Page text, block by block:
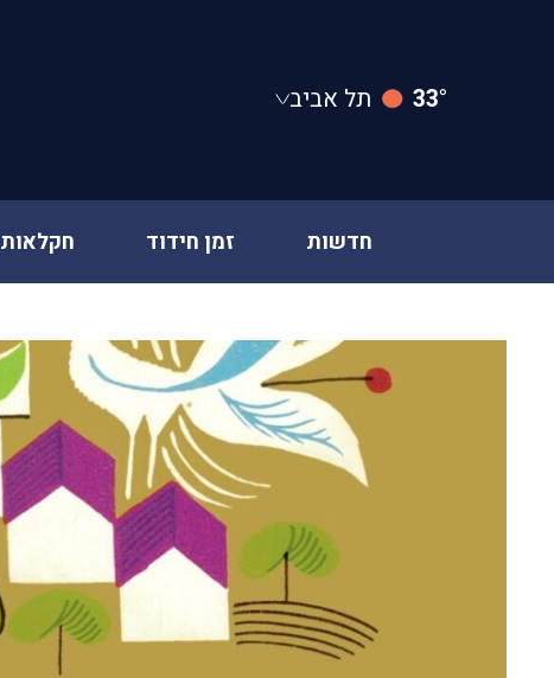
33° תל אביב
חדשות זמן חידוד חקלאות